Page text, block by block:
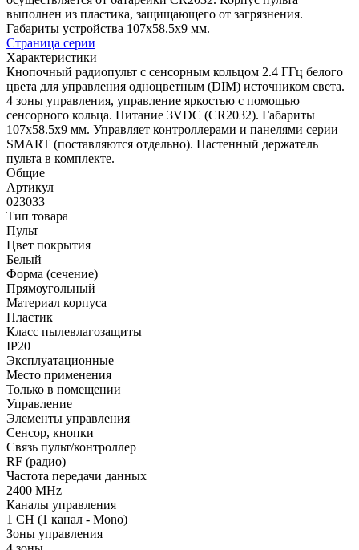
выполнен из пластика, защищающего от загрязнения.
Габариты устройства 107x58.5x9 мм.
Страница серии
Характеристики
Кнопочный радиопульт с сенсорным кольцом 2.4 ГГц белого
цвета для управления одноцветным (DIM) источником света.
4 зоны управления, управление яркостью с помощью
сенсорного кольца. Питание 3VDC (CR2032). Габариты
107x58.5x9 мм. Управляет контроллерами и панелями серии
SMART (поставляются отдельно). Настенный держатель
пульта в комплекте.
Общие
Артикул
023033
Тип товара
Пульт
Цвет покрытия
Белый
Форма (сечение)
Прямоугольный
Материал корпуса
Пластик
Класс пылевлагозащиты
IP20
Эксплуатационные
Место применения
Только в помещении
Управление
Элементы управления
Сенсор, кнопки
Связь пульт/контроллер
RF (радио)
Частота передачи данных
2400 MHz
Каналы управления
1 CH (1 канал - Mono)
Зоны управления